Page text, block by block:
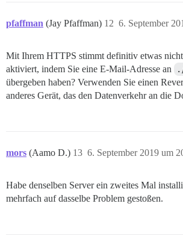
pfaffman (Jay Pfaffman) 6. September
12
Mit Ihrem HTTPS stimmt definitiv etwas
aktiviert, indem Sie eine E-Mail-Adresse an
übergeben haben? Verwenden Sie einen
anderes Gerät, das den Datenverkehr an die
mors (Aamo D.) 6. September 2019 um
13
Habe denselben Server ein zweites Mal
mehrfach auf dasselbe Problem gestoßen.